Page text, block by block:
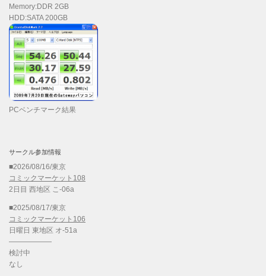
Memory:DDR 2GB
HDD:SATA 200GB
PCベンチマーク結果
サークル参加情報
■2026/08/16/東京
コミックマーケット108
2日目 西地区 こ-06a
■2025/08/17/東京
コミックマーケット106
日曜日 東地区 オ-51a
——————
検討中
なし